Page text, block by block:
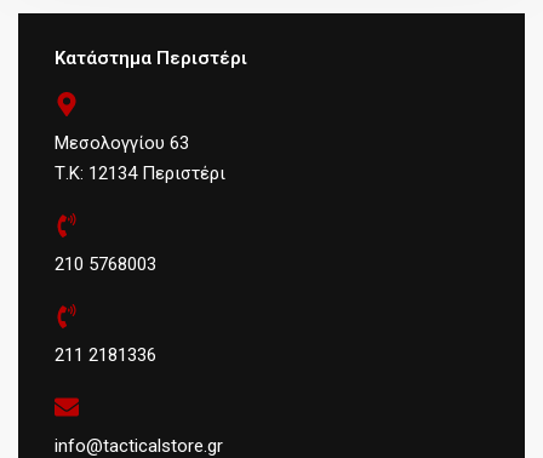
Κατάστημα Περιστέρι
Μεσολογγίου 63
Τ.Κ: 12134 Περιστέρι
210 5768003
211 2181336
info@tacticalstore.gr